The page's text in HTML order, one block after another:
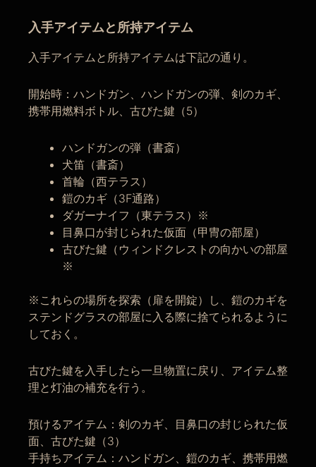
入手アイテムと所持アイテム
入手アイテムと所持アイテムは下記の通り。
開始時：ハンドガン、ハンドガンの弾、剣のカギ、
携帯用燃料ボトル、古びた鍵（5）
ハンドガンの弾（書斎）
犬笛（書斎）
首輪（西テラス）
鎧のカギ（3F通路）
ダガーナイフ（東テラス）※
目鼻口が封じられた仮面（甲冑の部屋）
古びた鍵（ウィンドクレストの向かいの部屋
※
※これらの場所を探索（扉を開錠）し、鎧のカギを
ステンドグラスの部屋に入る際に捨てられるように
しておく。
古びた鍵を入手したら一旦物置に戻り、アイテム整
理と灯油の補充を行う。
預けるアイテム：剣のカギ、目鼻口の封じられた仮
面、古びた鍵（3）
手持ちアイテム：ハンドガン、鎧のカギ、携帯用燃